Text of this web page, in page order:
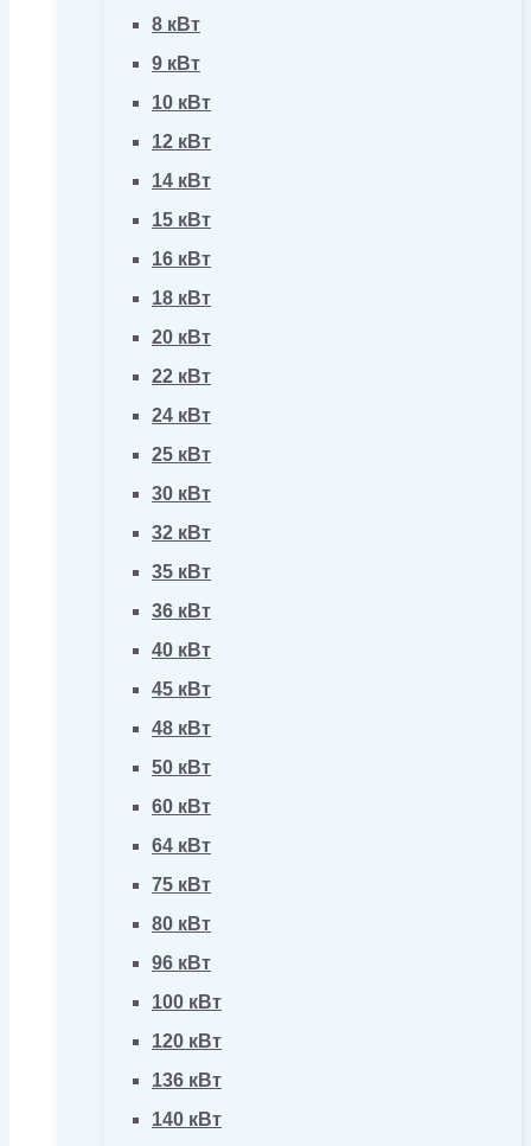
8 кВт
9 кВт
10 кВт
12 кВт
14 кВт
15 кВт
16 кВт
18 кВт
20 кВт
22 кВт
24 кВт
25 кВт
30 кВт
32 кВт
35 кВт
36 кВт
40 кВт
45 кВт
48 кВт
50 кВт
60 кВт
64 кВт
75 кВт
80 кВт
96 кВт
100 кВт
120 кВт
136 кВт
140 кВт